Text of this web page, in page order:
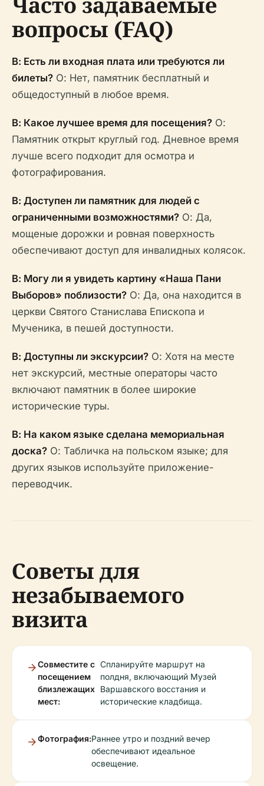
вопросы (FAQ)
В: Есть ли входная плата или требуются ли
билеты? О: Нет, памятник бесплатный и
общедоступный в любое время.
В: Какое лучшее время для посещения? О:
Памятник открыт круглый год. Дневное время
лучше всего подходит для осмотра и
фотографирования.
В: Доступен ли памятник для людей с
ограниченными возможностями? О: Да,
мощеные дорожки и ровная поверхность
обеспечивают доступ для инвалидных колясок.
В: Могу ли я увидеть картину «Наша Пани
Выборов» поблизости? О: Да, она находится в
церкви Святого Станислава Епископа и
Мученика, в пешей доступности.
В: Доступны ли экскурсии? О: Хотя на месте
нет экскурсий, местные операторы часто
включают памятник в более широкие
исторические туры.
В: На каком языке сделана мемориальная
доска? О: Табличка на польском языке; для
других языков используйте приложение-
переводчик.
Советы для
незабываемого
визита
Совместите с
посещением
близлежащих
мест:
Спланируйте маршрут на
полдня, включающий Музей
Варшавского восстания и
исторические кладбища.
Фотография:Раннее утро и поздний вечер
обеспечивают идеальное
освещение.